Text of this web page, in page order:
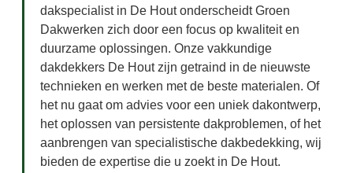
dakspecialist in De Hout onderscheidt Groen
Dakwerken zich door een focus op kwaliteit en
duurzame oplossingen. Onze vakkundige
dakdekkers De Hout zijn getraind in de nieuwste
technieken en werken met de beste materialen. Of
het nu gaat om advies voor een uniek dakontwerp,
het oplossen van persistente dakproblemen, of het
aanbrengen van specialistische dakbedekking, wij
bieden de expertise die u zoekt in De Hout.